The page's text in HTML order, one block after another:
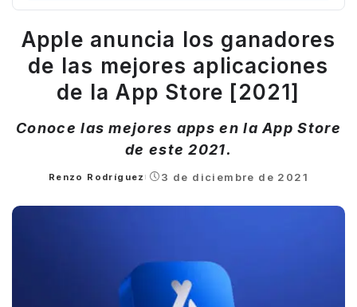
Apple anuncia los ganadores
de las mejores aplicaciones
de la App Store [2021]
Conoce las mejores apps en la App Store
de este 2021.
Posted
Renzo Rodríguez 3 de diciembre de 2021